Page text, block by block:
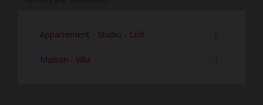
Appartement - Studio - Loft
Maison - Villa